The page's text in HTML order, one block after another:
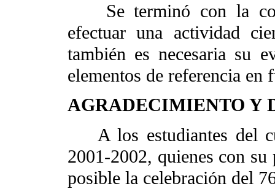
Se terminó con la
efectuar una actividad
también es necesaria su
elementos de referencia en
AGRADECIMIENTO Y
A los estudiantes del
2001-2002, quienes con
posible la celebración del